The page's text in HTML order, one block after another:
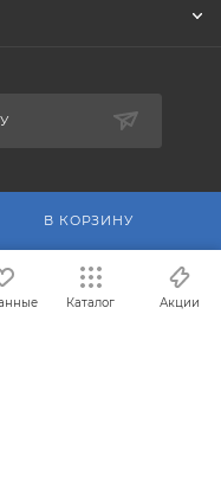
В КОРЗИНУ
Каталог Акции